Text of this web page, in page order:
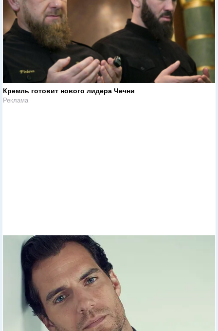
Кремль готовит нового лидера Чечни
Реклама